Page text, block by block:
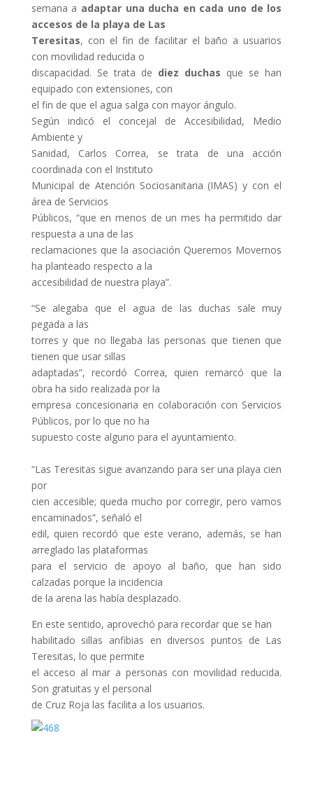
semana a adaptar una ducha en cada uno de los
accesos de la playa de Las
Teresitas, con el fin de facilitar el baño a usuarios
con movilidad reducida o
discapacidad. Se trata de diez duchas que se han
equipado con extensiones, con
el fin de que el agua salga con mayor ángulo.
Según indicó el concejal de Accesibilidad, Medio
Ambiente y
Sanidad, Carlos Correa, se trata de una acción
coordinada con el Instituto
Municipal de Atención Sociosanitaria (IMAS) y con el
área de Servicios
Públicos, “que en menos de un mes ha permitido dar
respuesta a una de las
reclamaciones que la asociación Queremos Movernos
ha planteado respecto a la
accesibilidad de nuestra playa”.
“Se alegaba que el agua de las duchas sale muy
pegada a las
torres y que no llegaba las personas que tienen que
tienen que usar sillas
adaptadas”, recordó Correa, quien remarcó que la
obra ha sido realizada por la
empresa concesionaria en colaboración con Servicios
Públicos, por lo que no ha
supuesto coste alguno para el ayuntamiento.
“Las Teresitas sigue avanzando para ser una playa cien
por
cien accesible; queda mucho por corregir, pero vamos
encaminados”, señaló el
edil, quien recordó que este verano, además, se han
arreglado las plataformas
para el servicio de apoyo al baño, que han sido
calzadas porque la incidencia
de la arena las había desplazado.
En este sentido, aprovechó para recordar que se han
habilitado sillas anfibias en diversos puntos de Las
Teresitas, lo que permite
el acceso al mar a personas con movilidad reducida.
Son gratuitas y el personal
de Cruz Roja las facilita a los usuarios.